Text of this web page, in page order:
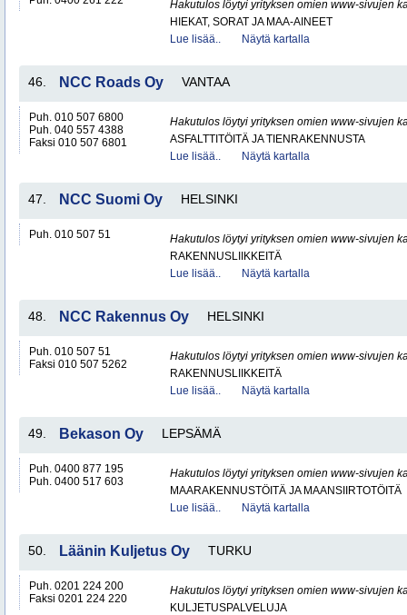
Hakutulos löytyi yrityksen omien www-sivujen
HIEKAT, SORAT JA MAA-AINEET
Lue lisää..
Näytä kartalla
46. NCC Roads Oy VANTAA
Puh. 010 507 6800
Puh. 040 557 4388
Faksi 010 507 6801
Hakutulos löytyi yrityksen omien www-sivujen
ASFALTTITÖITÄ JA TIENRAKENNUSTA
Lue lisää..
Näytä kartalla
47. NCC Suomi Oy HELSINKI
Puh. 010 507 51
Hakutulos löytyi yrityksen omien www-sivujen
RAKENNUSLIIKKEITÄ
Lue lisää..
Näytä kartalla
48. NCC Rakennus Oy HELSINKI
Puh. 010 507 51
Faksi 010 507 5262
Hakutulos löytyi yrityksen omien www-sivujen
RAKENNUSLIIKKEITÄ
Lue lisää..
Näytä kartalla
49. Bekason Oy LEPSÄMÄ
Puh. 0400 877 195
Puh. 0400 517 603
Hakutulos löytyi yrityksen omien www-sivujen
MAARAKENNUSTÖITÄ JA MAANSIIRTOTÖITÄ
Lue lisää..
Näytä kartalla
50. Läänin Kuljetus Oy TURKU
Puh. 0201 224 200
Faksi 0201 224 220
Hakutulos löytyi yrityksen omien www-sivujen
KULJETUSPALVELUJA